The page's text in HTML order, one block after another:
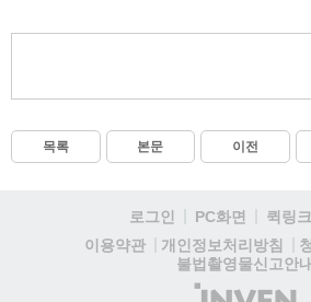
목록 본문 이전
로그인 PC화면 퀵링크
이용약관
개인정보처리방침
불법촬영물신고안내
(주)